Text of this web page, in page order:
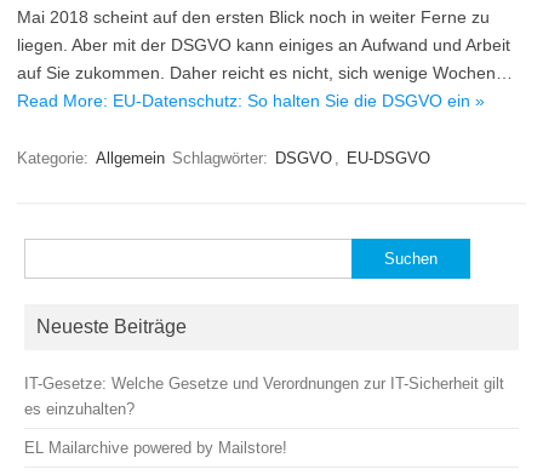
Mai 2018 scheint auf den ersten Blick noch in weiter Ferne zu
liegen. Aber mit der DSGVO kann einiges an Aufwand und Arbeit
auf Sie zukommen. Daher reicht es nicht, sich wenige Wochen…
Read More: EU-Datenschutz: So halten Sie die DSGVO ein »
Kategorie: Allgemein Schlagwörter: DSGVO EU-DSGVO
nach:
Neueste Beiträge
IT-Gesetze: Welche Gesetze und Verordnungen zur IT-Sicherheit gilt
es einzuhalten?
EL Mailarchive powered by Mailstore!